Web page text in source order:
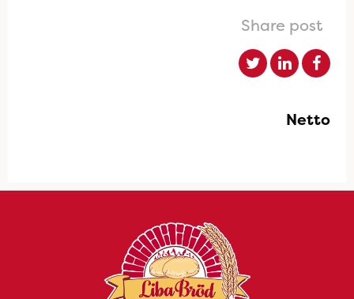
Share post
Netto